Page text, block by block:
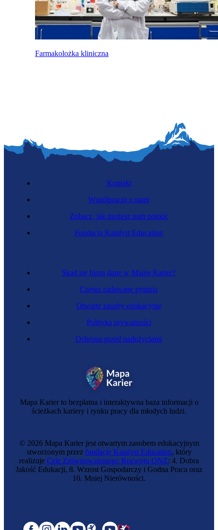
Farmakolożka kliniczna
Mapa Karier to bezpłatna i interaktywna baza informacji o
ścieżkach kariery i rynku pracy dla młodych ludzi.
Skąd się biorą dane w Mapie Karier?
Często zadawane pytania
Otwarte zasoby edukacyjne
Polityka prywatności
Ochrona przed nadużyciami
Kontakt
Współpracuj z nami
Zobacz, jak możesz nam pomóc
Fundacja Katalyst Education
© 2026 Mapa Karier jest otwartym zasobem edukacyjnym
stworzonym przez fundację Katalyst Education, który
realizuje Cele Zrównoważonego Rozwoju ONZ: 4. Dobra
Jakość Edukacji, 8. Wzrost Gospodarczy i Godna Praca oraz
10. Mniej Nierówności.